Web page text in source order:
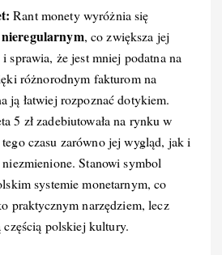
Rant monety wyróżnia się
, co zwiększa jej
sprawia, że jest mniej podatna na
różnorodnym fakturom na
ją łatwiej rozpoznać dotykiem.
5 zł zadebiutowała na rynku w
czasu zarówno jej wygląd, jak i
niezmienione. Stanowi symbol
systemie monetarnym, co
praktycznym narzędziem, lecz
częścią polskiej kultury.